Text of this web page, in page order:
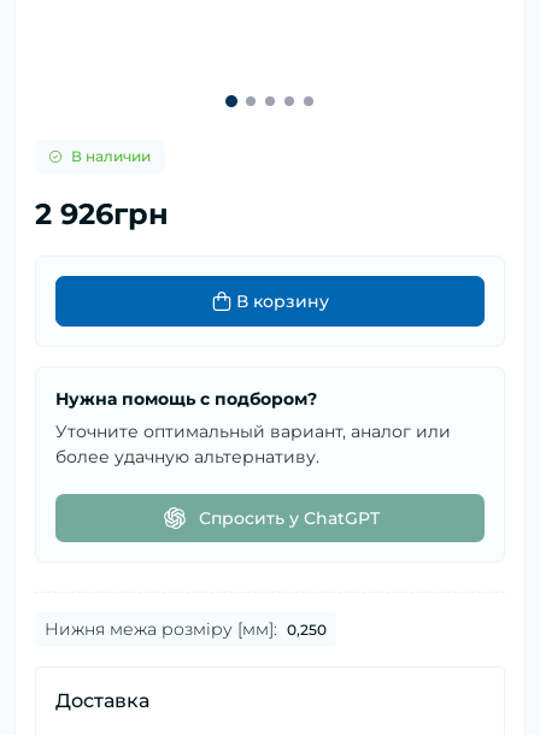
В наличии
2 926грн
В корзину
Нужна помощь с подбором?
Уточните оптимальный вариант, аналог или
более удачную альтернативу.
Спросить у ChatGPT
Нижня межа розміру [мм]: 0,250
Доставка